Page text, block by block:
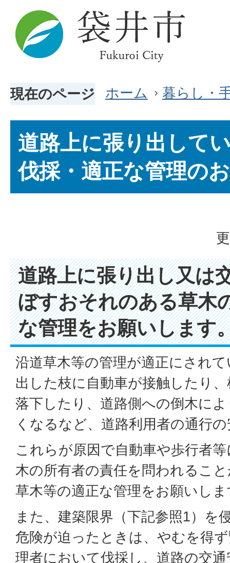
現在のページ ホーム 暮らし・
道路上に張り出して
伐採・適正な管理の
道路上に張り出し又は
ぼすおそれのある草木
な管理をお願いします
沿道草木等の管理が適正にされ
出した枝に自動車が接触したり
落下したり、道路側への倒木に
くなるなど、道路利用者の通行
これらが原因で自動車や歩行者
木の所有者の責任を問われるこ
草木等の適正な管理をお願いし
また、建築限界（下記参照1）を
危険が迫ったときは、やむを得
理者において伐採し、道路の交